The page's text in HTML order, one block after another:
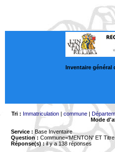
Inventaire général
Tri : Immatriculation| commune|
Mode
Service : Base Inventaire
Question : Commune='MENTON' ET
Réponse(s) :il y a 138 réponses